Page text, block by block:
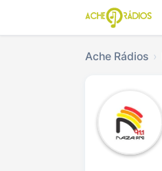
Ache Rádios